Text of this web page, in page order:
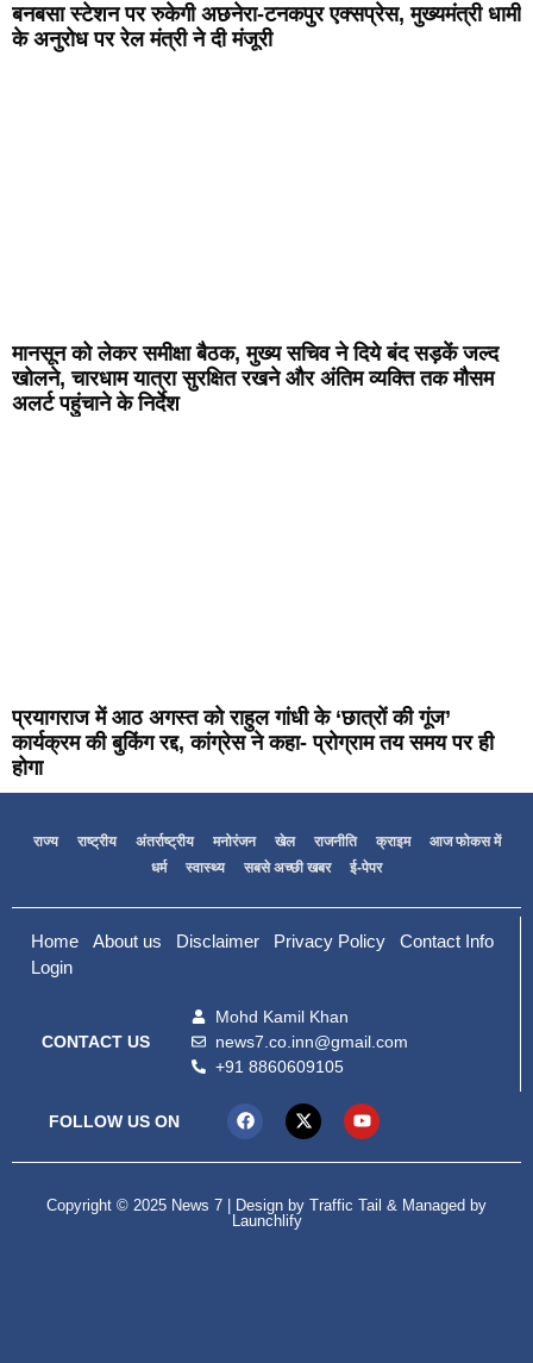
बनबसा स्टेशन पर रुकेगी अछनेरा-टनकपुर एक्सप्रेस, मुख्यमंत्री धामी
के अनुरोध पर रेल मंत्री ने दी मंजूरी
मानसून को लेकर समीक्षा बैठक, मुख्य सचिव ने दिये बंद सड़कें जल्द
खोलने, चारधाम यात्रा सुरक्षित रखने और अंतिम व्यक्ति तक मौसम
अलर्ट पहुंचाने के निर्देश
प्रयागराज में आठ अगस्त को राहुल गांधी के ‘छात्रों की गूंज’
कार्यक्रम की बुकिंग रद्द, कांग्रेस ने कहा- प्रोग्राम तय समय पर ही
होगा
राज्य राष्ट्रीय अंतर्राष्ट्रीय मनोरंजन खेल राजनीति क्राइम
आज फोकस में
धर्म
स्वास्थ्य सबसे अच्छी खबर ई-पेपर
Home About us Disclaimer Privacy Policy
Contact Info
Login
CONTACT US
Mohd Kamil Khan
news7.co.inn@gmail.com
+91 8860609105
FOLLOW US ON
Copyright © 2025 News 7 | Design by Traffic Tail & Managed by
Launchlify